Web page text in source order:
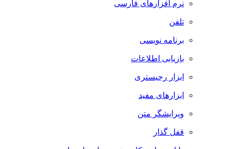
نرم افزارهای فارسی
تلفن
برنامه نویسی
بازیابی اطلاعات
ابزار رجیستری
ابزارهای مفید
ویرایشگر متن
قفل گذار